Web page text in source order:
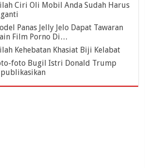
Ciri Oli Mobil Anda Sudah Harus
Panas Jelly Jelo Dapat Tawaran
Film Porno Di…
Kehebatan Khasiat Biji Kelabat
foto Bugil Istri Donald Trump